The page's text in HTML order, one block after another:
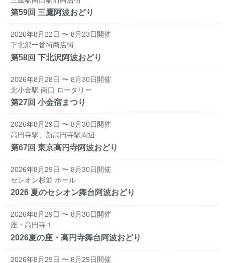
第59回 三鷹阿波おどり
2026年8月22日 〜 8月23日開催
下北沢一番街商店街
第58回 下北沢阿波おどり
2026年8月28日 〜 8月30日開催
北小金駅 南口 ロータリー
第27回 小金宿まつり
2026年8月29日 〜 8月30日開催
高円寺駅、新高円寺駅周辺
第67回 東京高円寺阿波おどり
2026年8月29日 〜 8月30日開催
セシオン杉並 ホール
2026 夏のセシオン舞台阿波おどり
2026年8月29日 〜 8月30日開催
座・高円寺１
2026夏の座・高円寺舞台阿波おどり
2026年8月29日 〜 8月29日開催